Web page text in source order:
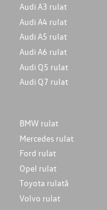
Audi A3 rulat
Audi A4 rulat
Audi A5 rulat
Audi A6 rulat
Audi Q5 rulat
Audi Q7 rulat
BMW rulat
Mercedes rulat
Ford rulat
Opel rulat
Toyota rulată
Volvo rulat